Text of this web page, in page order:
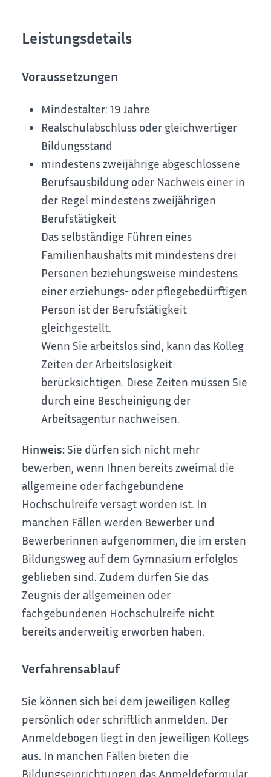
Leistungsdetails
Voraussetzungen
Mindestalter: 19 Jahre
Realschulabschluss oder gleichwertiger
Bildungsstand
mindestens zweijährige abgeschlossene
Berufsausbildung oder Nachweis einer in
der Regel mindestens zweijährigen
Berufstätigkeit
Das selbständige Führen eines
Familienhaushalts mit mindestens drei
Personen beziehungsweise mindestens
einer erziehungs- oder pflegebedürftigen
Person ist der Berufstätigkeit
gleichgestellt.
Wenn Sie arbeitslos sind, kann das Kolleg
Zeiten der Arbeitslosigkeit
berücksichtigen. Diese Zeiten müssen Sie
durch eine Bescheinigung der
Arbeitsagentur nachweisen.
Hinweis: Sie dürfen sich nicht mehr
bewerben, wenn Ihnen bereitszweimal die
allgemeine oder fachgebundene
Hochschulreife versagt worden ist. In
manchen Fällen werden Bewerber und
Bewerberinnen aufgenommen, die im ersten
Bildungsweg auf dem Gymnasium erfolglos
geblieben sind. Zudem dürfen Sie das
Zeugnis der allgemeinen oder
fachgebundenen Hochschulreife nicht
bereits anderweitig erworben haben.
Verfahrensablauf
Sie können sich bei dem jeweiligen Kolleg
persönlich oder schriftlich anmelden. Der
Anmeldebogen liegt in den jeweiligen Kollegs
aus. In manchen Fällen bieten die
Bildungseinrichtungen das Anmeldeformular